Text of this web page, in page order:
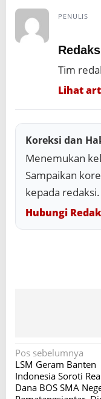
PENULIS
Tim
Lihat
Koreksi dan
Menemukan
Sampaikan
kepada redaksi.
Hubungi
N
a
v
Pos sebelumnya
LSM Geram Banten
Indonesia Soroti
Dana BOS SMA